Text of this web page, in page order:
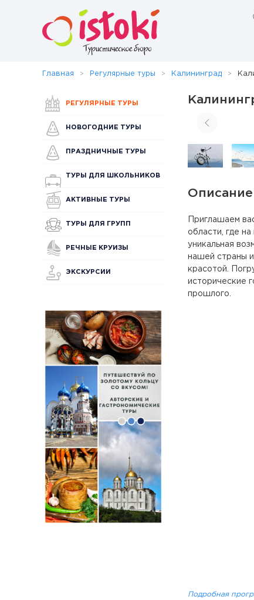
Главная Регулярные туры Калининград
Описание
Приглашаем
области, где
уникальная
нашей страны и
красотой.
исторические
прошлого.
Подробная
РЕГУЛЯРНЫЕ ТУРЫ
НОВОГОДНИЕ ТУРЫ
ПРАЗДНИЧНЫЕ ТУРЫ
ТУРЫ ДЛЯ ШКОЛЬНИКОВ
АКТИВНЫЕ ТУРЫ
ТУРЫ ДЛЯ ГРУПП
РЕЧНЫЕ КРУИЗЫ
ЭКСКУРСИИ